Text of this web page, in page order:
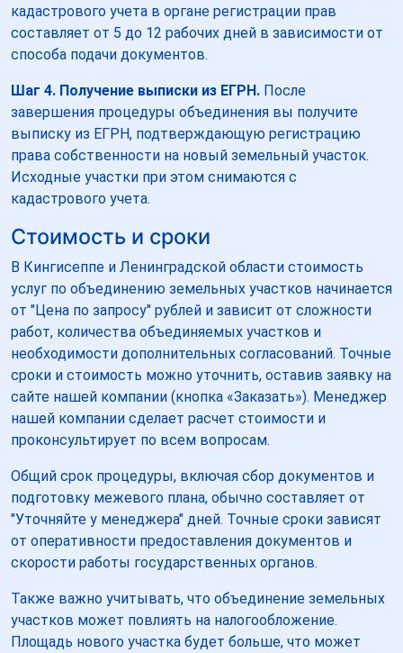
кадастрового учета в органе регистрации прав
составляет от 5 до 12 рабочих дней в зависимости от
способа подачи документов.
Шаг 4. Получение выписки из ЕГРН. После
завершения процедуры объединения вы получите
выписку из ЕГРН, подтверждающую регистрацию
права собственности на новый земельный участок.
Исходные участки при этом снимаются с
кадастрового учета.
Стоимость и сроки
В Кингисеппе и Ленинградской области стоимость
услуг по объединению земельных участков начинается
от "Цена по запросу" рублей и зависит от сложности
работ, количества объединяемых участков и
необходимости дополнительных согласований. Точные
сроки и стоимость можно уточнить, оставив заявку на
сайте нашей компании (кнопка «Заказать»). Менеджер
нашей компании сделает расчет стоимости и
проконсультирует по всем вопросам.
Общий срок процедуры, включая сбор документов и
подготовку межевого плана, обычно составляет от
"Уточняйте у менеджера" дней. Точные сроки зависят
от оперативности предоставления документов и
скорости работы государственных органов.
Также важно учитывать, что объединение земельных
участков может повлиять на налогообложение.
Площадь нового участка будет больше, что может